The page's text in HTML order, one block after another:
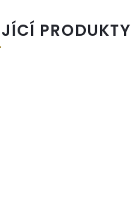
PRODUKTY